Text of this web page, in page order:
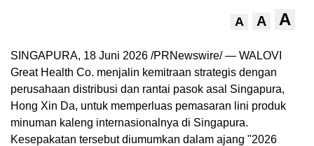
A A A
SINGAPURA, 18 Juni 2026 /PRNewswire/ — WALOVI
Great Health Co. menjalin kemitraan strategis dengan
perusahaan distribusi dan rantai pasok asal Singapura,
Hong Xin Da, untuk memperluas pemasaran lini produk
minuman kaleng internasionalnya di Singapura.
Kesepakatan tersebut diumumkan dalam ajang "2026